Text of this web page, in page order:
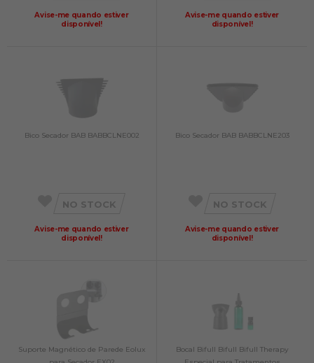
Avise-me quando estiver
disponível!
Avise-me quando estiver
disponível!
Bico Secador BAB BABBCLNE002
NO STOCK
Avise-me quando estiver
disponível!
Bico Secador BAB BABBCLNE203
NO STOCK
Avise-me quando estiver
disponível!
Suporte Magnético de Parede Eolux
Bocal Bifull Bifull Bifull Therapy